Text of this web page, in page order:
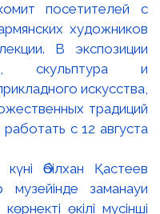
посетителей с
художников
В экспозиции
скульптура и
искусства,
традиций
с 12 августа